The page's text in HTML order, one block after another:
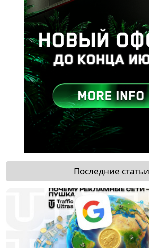
Последние статьи